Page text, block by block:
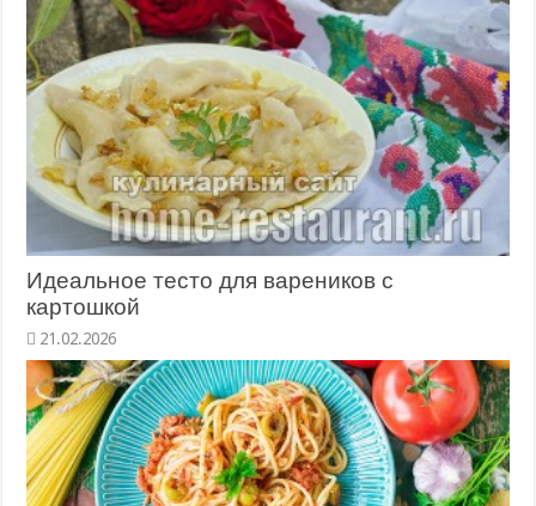
Идеальное тесто для вареников с
картошкой
21.02.2026